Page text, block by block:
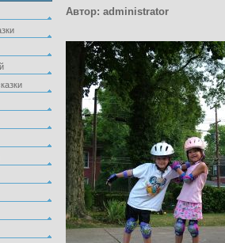
Автор: administrator